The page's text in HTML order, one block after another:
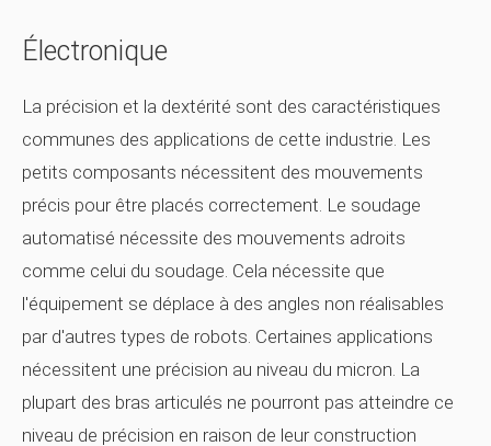
Électronique
La précision et la dextérité sont des caractéristiques
communes des applications de cette industrie. Les
petits composants nécessitent des mouvements
précis pour être placés correctement. Le soudage
automatisé nécessite des mouvements adroits
comme celui du soudage. Cela nécessite que
l'équipement se déplace à des angles non réalisables
par d'autres types de robots. Certaines applications
nécessitent une précision au niveau du micron. La
plupart des bras articulés ne pourront pas atteindre ce
niveau de précision en raison de leur construction